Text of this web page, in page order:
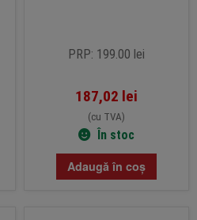
PRP: 199.00 lei
187,02 lei
(cu TVA)
În stoc
Adaugă în coș